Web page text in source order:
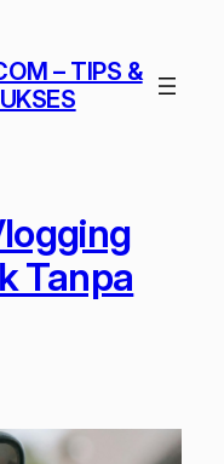
– TIPS &
Tanpa